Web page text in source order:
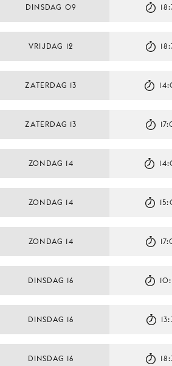
DINSDAG 09
VRIJDAG 12
ZATERDAG 13
ZATERDAG 13
ZONDAG 14
ZONDAG 14
ZONDAG 14
DINSDAG 16
DINSDAG 16
DINSDAG 16